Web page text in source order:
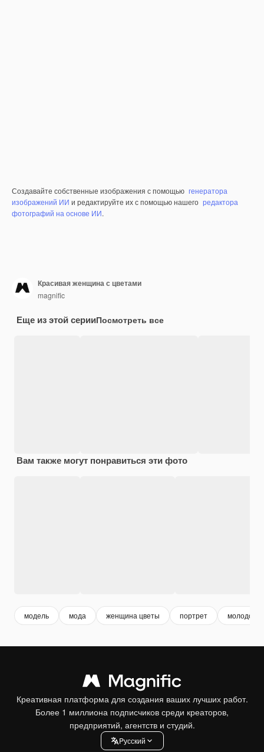
Создавайте собственные изображения с помощью генератора
изображений ИИ и редактируйте их с помощью нашего редактора
фотографий на основе ИИ.
Красивая женщина с цветами
magnific
Еще из этой серииПосмотреть все
Вам также могут понравиться эти фото
модель мода женщина цветы портрет молодость
Креативная платформа для создания ваших лучших работ.
Более 1 миллиона подписчиков среди креаторов,
предприятий, агентств и студий.
Pусский